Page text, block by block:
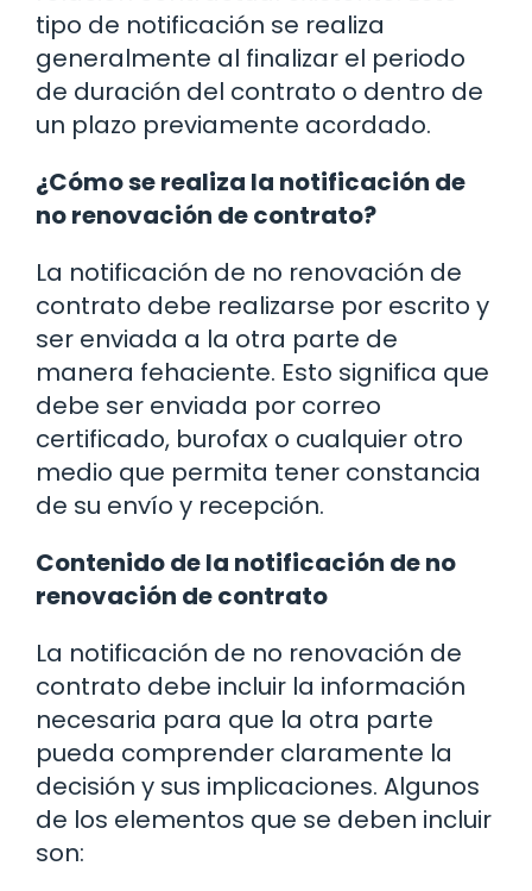
tipo de notificación se realiza
generalmente al finalizar el periodo
de duración del contrato o dentro de
un plazo previamente acordado.
¿Cómo se realiza la notificación de
no renovación de contrato?
La notificación de no renovación de
contrato debe realizarse por escrito y
ser enviada a la otra parte de
manera fehaciente. Esto significa que
debe ser enviada por correo
certificado, burofax o cualquier otro
medio que permita tener constancia
de su envío y recepción.
Contenido de la notificación de no
renovación de contrato
La notificación de no renovación de
contrato debe incluir la información
necesaria para que la otra parte
pueda comprender claramente la
decisión y sus implicaciones. Algunos
de los elementos que se deben incluir
son: